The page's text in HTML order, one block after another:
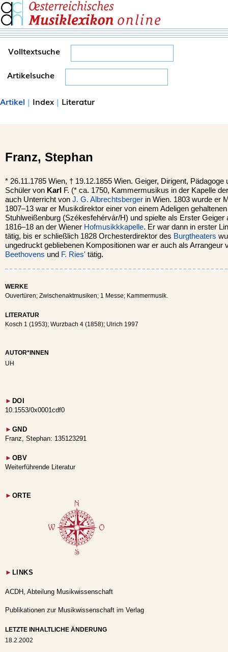
Volltextsuche
Artikelsuche
Artikel | Index | Literatur
Franz, Stephan
* 26.11.1785 Wien, † 19.12.1855 Wien. Geiger, Dirigent, Pädagoge
Schüler von Karl
F. (* ca. 1750, Kammermusikus in der Kapelle
auch Unterricht von J. G. Albrechtsberger in Wien. 1803 wurde er
1807–13 war er Musikdirektor einer von einem Adeligen
Stuhlweißenburg (Székesfehérvár/H) und spielte als Erster
1816–18 an der Wiener Hofmusikkkapelle. Er war dann in erster
tätig, bis er schließlich 1828 Orchesterdirektor des Burgtheaters
ungedruckt gebliebenen Kompositionen war er auch als Arrangeur
Beethovens und F. Ries' tätig.
WERKE
Ouvertüren; Zwischenaktmusiken; 1 Messe; Kammermusik.
LITERATUR
Kosch 1 (1953); Wurzbach 4 (1858); Ulrich 1997
AUTOR*INNEN
UH
► DOI
10.1553/0x0001cdf0
► GND
Franz, Stephan: 135123291
► OBV
Weiterführende Literatur
► ORTE
► LINKS
ACDH, Abteilung Musikwissenschaft
Publikationen zur Musikwissenschaft im Verlag
LETZTE INHALTLICHE ÄNDERUNG
18.2.2002